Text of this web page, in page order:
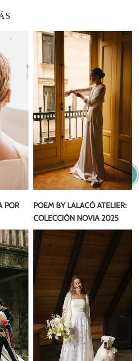
POR
POEM BY LALACÓ ATELIER:
COLECCIÓN NOVIA 2025